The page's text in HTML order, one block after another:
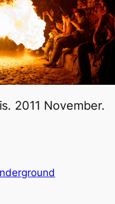
2011 November.